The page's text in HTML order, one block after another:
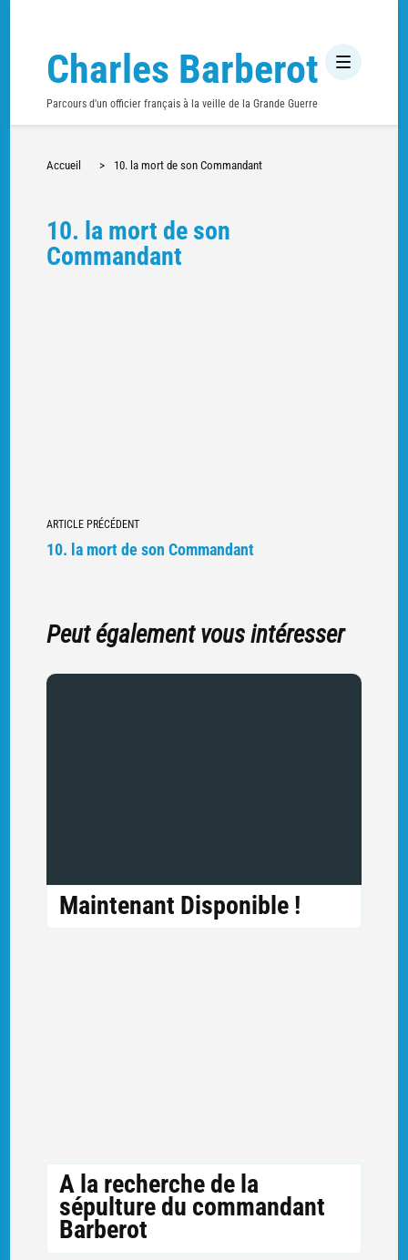
Charles Barberot
Parcours d'un officier français à la veille de la Grande Guerre
Accueil > 10. la mort de son Commandant
10. la mort de son
Commandant
Navigation
vers
ARTICLE PRÉCÉDENT
10. la mort de son Commandant
Peut également vous intéresser
Maintenant Disponible !
A la recherche de la
sépulture du commandant
Barberot